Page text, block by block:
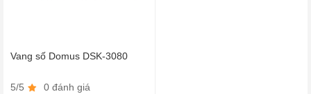
Vang số Domus DSK-3080
5/5 0 đánh giá